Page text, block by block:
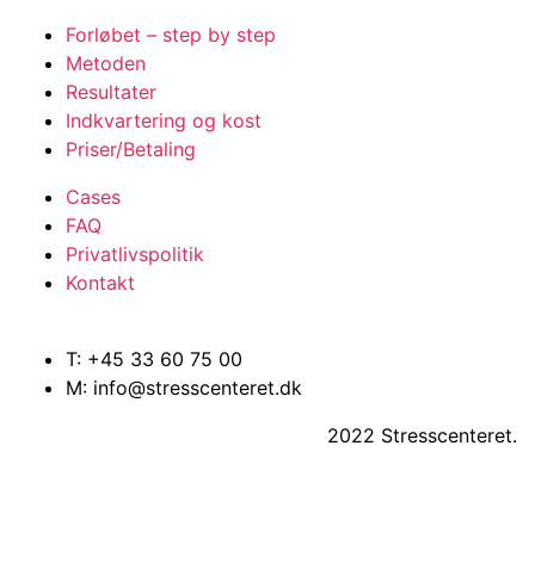
Forløbet – step by step
Metoden
Resultater
Indkvartering og kost
Priser/Betaling
Cases
FAQ
Privatlivspolitik
Kontakt
T: +45 33 60 75 00
M: info@stresscenteret.dk
2022 Stresscenteret.